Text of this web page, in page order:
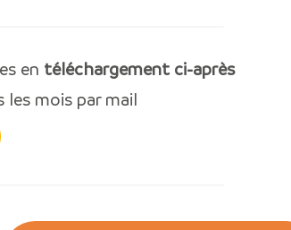
en téléchargement ci-après
les mois par mail